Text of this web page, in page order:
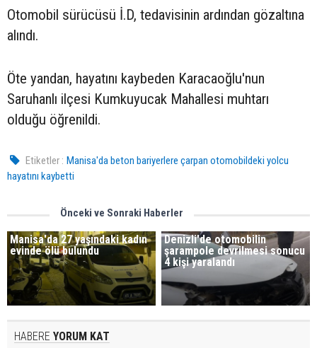
Otomobil sürücüsü İ.D, tedavisinin ardından gözaltına
alındı.
Öte yandan, hayatını kaybeden Karacaoğlu'nun
Saruhanlı ilçesi Kumkuyucak Mahallesi muhtarı
olduğu öğrenildi.
Etiketler : Manisa'da beton bariyerlere çarpan otomobildeki yolcu
hayatını kaybetti
Önceki ve Sonraki Haberler
Manisa'da 27 yaşındaki kadın
evinde ölü bulundu
Denizli'de otomobilin
şarampole devrilmesi sonucu
4 kişi yaralandı
HABERE YORUM KAT